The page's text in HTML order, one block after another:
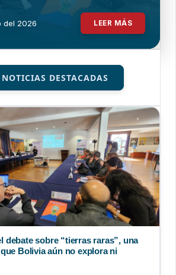
del 2026 LEER MÁS
DESTACADAS
debate sobre “tierras raras”, una
Bolivia aún no explora ni